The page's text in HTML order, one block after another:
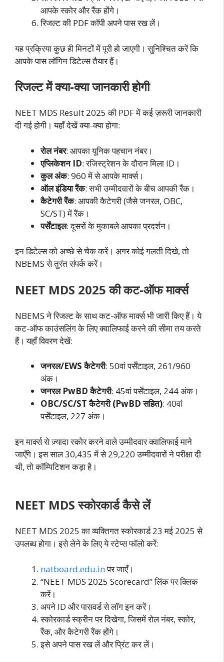
आपके स्कोर और रैंक होंगे।
रिजल्ट की PDF कॉपी अपने पास रख लें।
यह प्रक्रिया कुछ ही मिनटों में पूरी हो जाएगी। सुनिश्चित करें कि
आपके पास लॉगिन डिटेल्स तैयार हैं।
रिजल्ट में क्या-क्या जानकारी होगी
NEET MDS Result 2025 की PDF में कई ज़रूरी जानकारी
दी गई होगी। यहाँ देखें क्या-क्या होगा:
रोल नंबर: आपका यूनिक पहचान नंबर।
एप्लिकेशन ID: रजिस्ट्रेशन के दौरान मिला ID।
कुल अंक: 960 में से आपके मार्क्स।
ऑल इंडिया रैंक: सभी उम्मीदवारों के बीच आपकी रैंक।
कैटेगरी रैंक: आपकी कैटेगरी (जैसे जनरल, OBC,
SC/ST) में रैंक।
पर्सेंटाइल: दूसरों के मुकाबले आपका प्रदर्शन।
इन डिटेल्स को अच्छे से चेक करें। अगर कोई गलती दिखे, तो
NBEMS से तुरंत संपर्क करें।
NEET MDS 2025 की कट-ऑफ मार्क्स
NBEMS ने रिजल्ट के साथ कट-ऑफ मार्क्स भी जारी किए हैं। ये
कट-ऑफ काउंसलिंग के लिए क्वालिफाई करने की सीमा तय करते
हैं। यहाँ विवरण देखें:
जनरल/EWS कैटेगरी: 50वां पर्सेंटाइल, 261/960
अंक।
जनरल PwBD कैटेगरी: 45वां पर्सेंटाइल, 244 अंक।
OBC/SC/ST कैटेगरी (PwBD सहित): 40वां
पर्सेंटाइल, 227 अंक।
इन मार्क्स से ज़्यादा स्कोर करने वाले उम्मीदवार क्वालिफाई माने
जाएँगे। इस साल 30,435 में से 29,220 उम्मीदवारों ने परीक्षा दी
थी, तो कॉम्पिटिशन कड़ा है।
NEET MDS स्कोरकार्ड कैसे लें
NEET MDS 2025 का व्यक्तिगत स्कोरकार्ड 23 मई 2025 से
उपलब्ध होगा। इसे लेने के लिए ये स्टेप्स फॉलो करें:
natboard.edu.inपर जाएँ।
“NEET MDS 2025 Scorecard” लिंक पर क्लिक
करें।
अपने ID और पासवर्ड से लॉग इन करें।
स्कोरकार्ड स्क्रीन पर दिखेगा, जिसमें रोल नंबर, स्कोर,
रैंक, और कैटेगरी रैंक होंगे।
इसे अपने पास रख लें और प्रिंट कर लें।